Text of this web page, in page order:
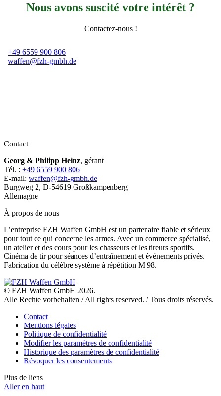
Nous avons suscité votre intérêt ?
Contactez-nous !
+49 6559 900 806
waffen@fzh-gmbh.de
Contact
Georg & Philipp Heinz, gérant
Tél. : +49 6559 900 806
E-mail: waffen@fzh-gmbh.de
Burgweg 2, D-54619 Großkampenberg
Allemagne
À propos de nous
L’entreprise FZH Waffen GmbH est un partenaire fiable et sérieux
pour tout ce qui concerne les armes. Avec un commerce spécialisé,
un atelier et des cours pour les chasseurs et les tireurs sportifs.
Cinéma de tir pour séances d’entraînement et événements privés.
Fabrication du célèbre système à répétition M 98.
© FZH Waffen GmbH 2026.
Alle Rechte vorbehalten / All rights reserved. / Tous droits réservés.
Contact
Mentions légales
Politique de confidentialité
Modifier les paramètres de confidentialité
Historique des paramètres de confidentialité
Révoquer les consentements
Plus de liens
Aller en haut